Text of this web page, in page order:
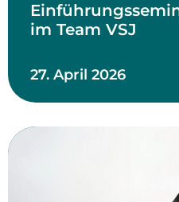
im Team VSJ
27. April 2026